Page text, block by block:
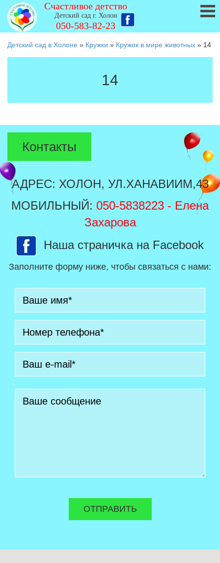
Счастливое детство
Детский сад г. Холон
050-583-82-23
Детский сад в Холоне » Кружки » Кружок в мире животных » 14
14
Контакты
АДРЕС: ХОЛОН, УЛ.ХАНАВИИМ,43
МОБИЛЬНЫЙ: 050-5838223 - Елена
Захарова
Наша страничка на Facebook
Заполните форму ниже, чтобы связаться с нами: